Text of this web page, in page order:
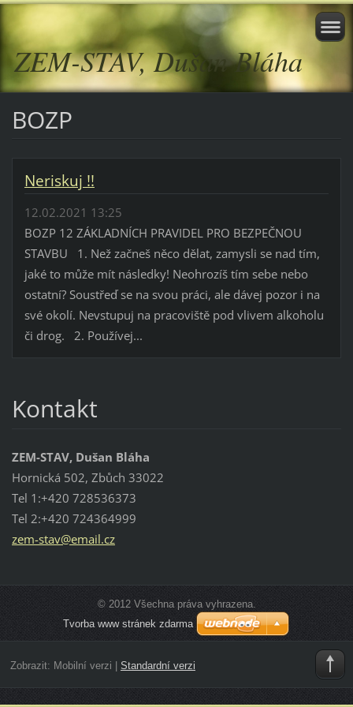
ZEM-STAV, Dušan Bláha
BOZP
Neriskuj !!
12.02.2021 13:25
BOZP 12 ZÁKLADNÍCH PRAVIDEL PRO BEZPEČNOU
STAVBU 1. Než začneš něco dělat, zamysli se nad tím,
jaké to může mít následky! Neohrozíš tím sebe nebo
ostatní? Soustřeď se na svou práci, ale dávej pozor i na
své okolí. Nevstupuj na pracoviště pod vlivem alkoholu
či drog. 2. Používej...
Kontakt
ZEM-STAV, Dušan Bláha
Hornická 502, Zbůch 33022
Tel 1:+420 728536373
Tel 2:+420 724364999
zem-stav@email.cz
© 2012 Všechna práva vyhrazena.
Tvorba www stránek zdarma
Zobrazit: Mobilní verzi | Standardní verzi